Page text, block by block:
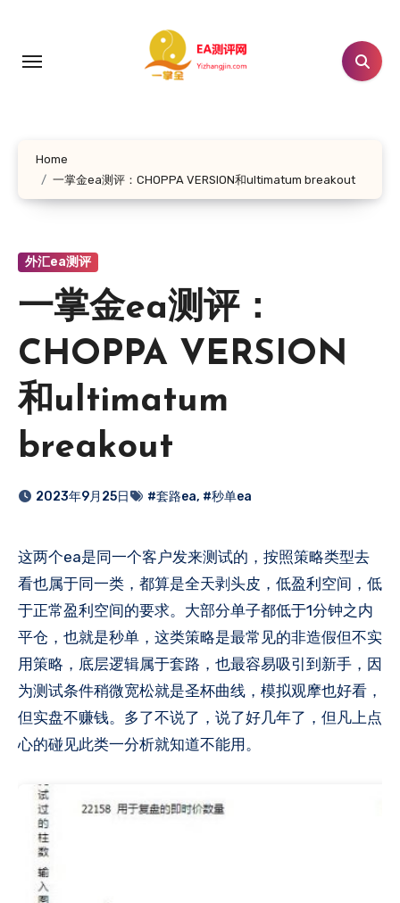
Home
一掌金ea测评：CHOPPA VERSION和ultimatum breakout
外汇ea测评
一掌金ea测评：
CHOPPA VERSION
和ultimatum
breakout
2023年9月25日 #套路ea, #秒单ea
这两个ea是同一个客户发来测试的，按照策略类型去
看也属于同一类，都算是全天剥头皮，低盈利空间，低
于正常盈利空间的要求。大部分单子都低于1分钟之内
平仓，也就是秒单，这类策略是最常见的非造假但不实
用策略，底层逻辑属于套路，也最容易吸引到新手，因
为测试条件稍微宽松就是圣杯曲线，模拟观摩也好看，
但实盘不赚钱​。多了不说了，说了好几年了，但凡上点
心的​碰见此类一分析就知道不能用。